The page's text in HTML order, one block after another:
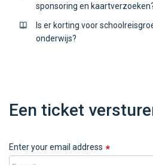
sponsoring en
Is er korting voor
onderwijs?
Een ticket
Enter your email address